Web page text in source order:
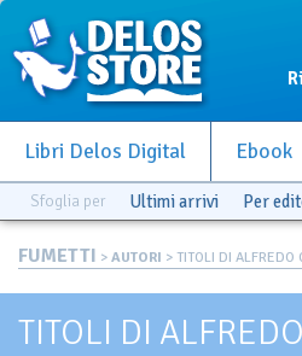
Libri Delos Digital Ebook
Sfoglia per Ultimi arrivi Per
FUMETTI > AUTORI > TITOLI DI ALFREDO
TITOLI DI